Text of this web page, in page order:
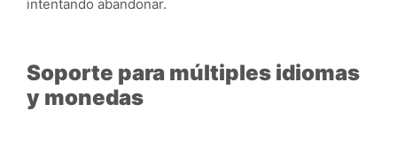
intentando abandonar.
Soporte para múltiples idiomas
y monedas